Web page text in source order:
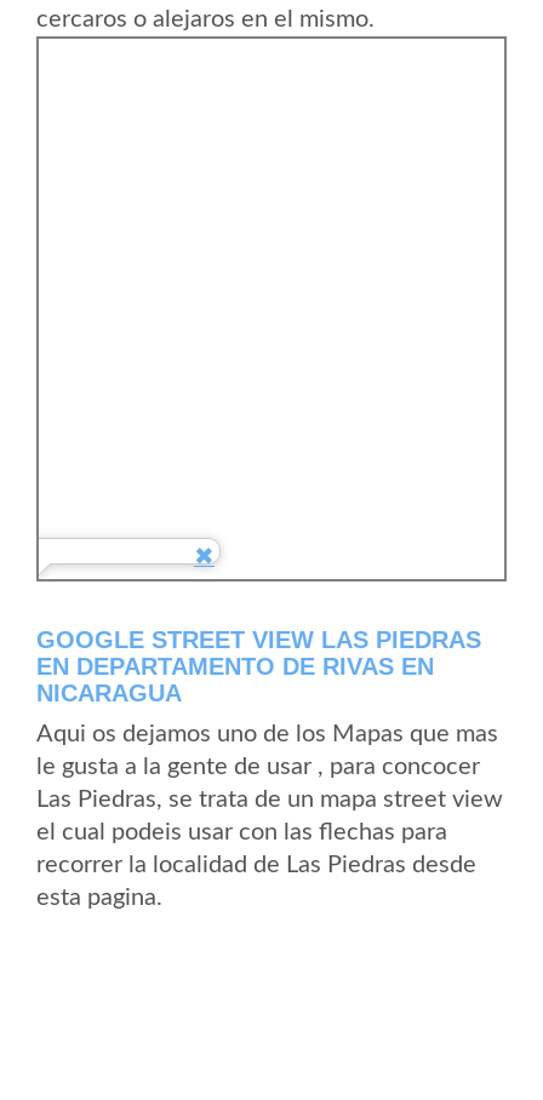
cercaros o alejaros en el mismo.
GOOGLE STREET VIEW LAS PIEDRAS
EN DEPARTAMENTO DE RIVAS EN
NICARAGUA
Aqui os dejamos uno de los Mapas que mas
le gusta a la gente de usar , para concocer
Las Piedras, se trata de un mapa street view
el cual podeis usar con las flechas para
recorrer la localidad de Las Piedras desde
esta pagina.